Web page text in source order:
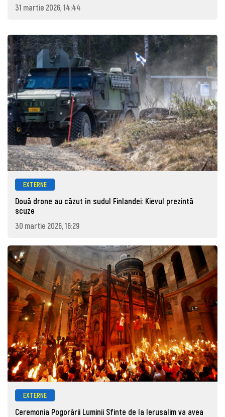
31 martie 2026, 14:44
EXTERNE
Două drone au căzut în sudul Finlandei: Kievul prezintă
scuze
30 martie 2026, 16:29
EXTERNE
Ceremonia Pogorârii Luminii Sfinte de la Ierusalim va avea